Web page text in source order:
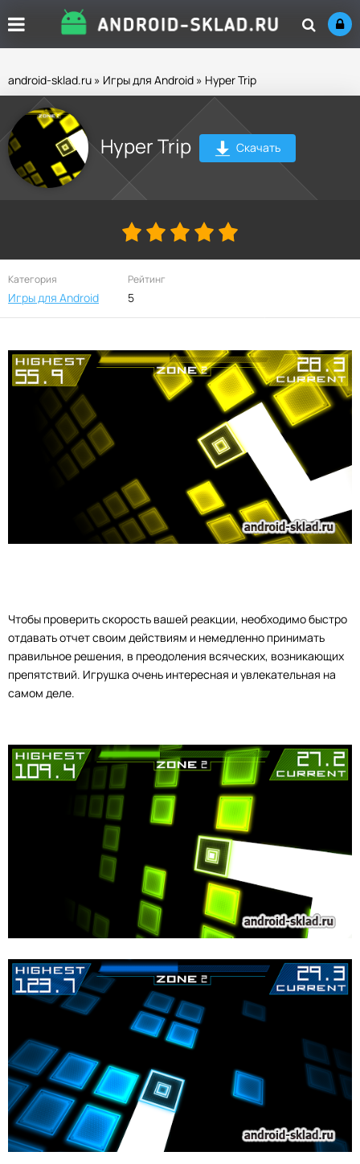
android-sklad.ru » Игры для Android » Hyper Trip
Hyper Trip Скачать
Категория
Игры для Android
Рейтинг
5
Чтобы проверить скорость вашей реакции, необходимо быстро
отдавать отчет своим действиям и немедленно принимать
правильное решения, в преодоления всяческих, возникающих
препятствий. Игрушка очень интересная и увлекательная на
самом деле.